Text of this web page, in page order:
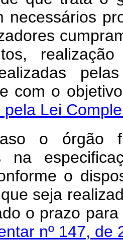
necessários
com o
Lei
o órgão
na
o
seja
o prazo
nº 147, de